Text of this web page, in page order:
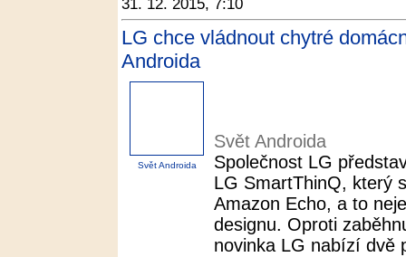
31. 12. 2015, 7:10
LG chce vládnout chytré
Androida
Svět Androida
Svět Androida
Společnost LG
LG SmartThinQ, který
Amazon Echo, a to
designu. Oproti
novinka LG nabízí dvě